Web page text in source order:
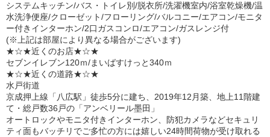
システムキッチン/バス・トイレ別/脱衣所/洗濯機室内/浴室乾燥機/温
水洗浄便座/クローゼット/フローリング/バルコニー/エアコン/モニタ
ー付きインターホン/2口ガスコンロ/エアコン/ガスレンジ付
(※上記は部屋により異なる場合がございます)
★☆★近くのお店★☆★
セブンイレブン120ｍ/まいばすけっと340ｍ
★☆★近くの道路★☆★
水戸街道
京成押上線「八広駅」徒歩5分に建ち、2019年12月築、地上11階建
て・総戸数36戸の「アンベリール墨田」
オートロックやモニタ付きインターホン、防犯カメラなどセキュリ
ティ面もバッチリでご多忙の方には嬉しい24時間荷物が受け取れる